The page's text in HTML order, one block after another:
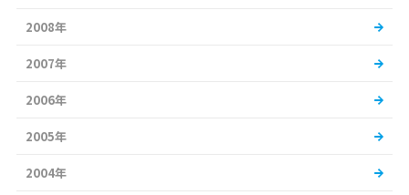
2008年
2007年
2006年
2005年
2004年